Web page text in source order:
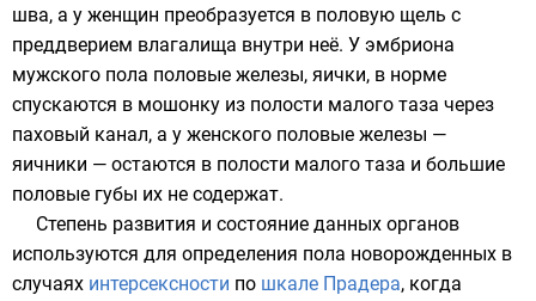
шва, а у женщин преобразуется в половую щель с
преддверием влагалища внутри неё. У эмбриона
мужского пола половые железы, яички, в норме
спускаются в мошонку из полости малого таза через
паховый канал, а у женского половые железы —
яичники — остаются в полости малого таза и большие
половые губы их не содержат.
Степень развития и состояние данных органов
используются для определения пола новорожденных в
случаях интерсексности по шкале Прадера, когда